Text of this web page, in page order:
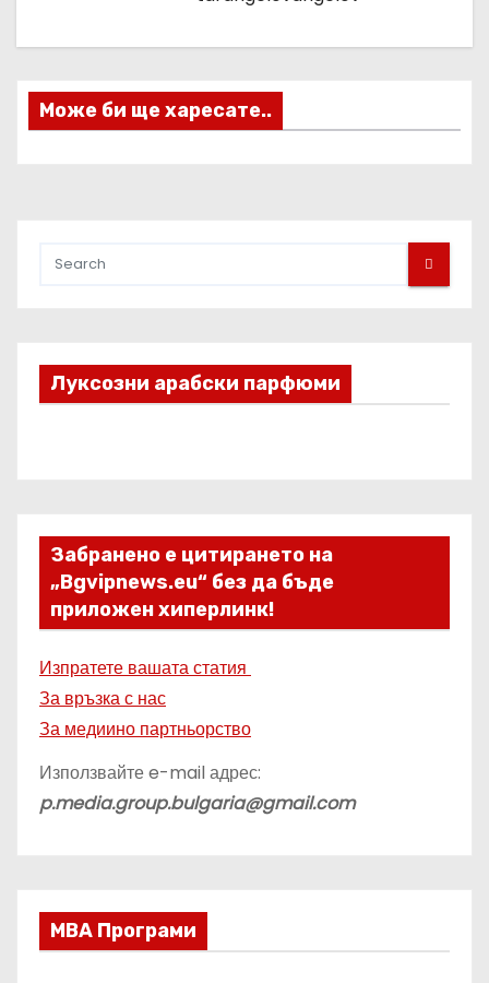
и
яМоже би ще харесате..
Луксозни арабски парфюми
Забранено е цитирането на
„Bgvipnews.eu“ без да бъде
приложен хиперлинк!
Изпратете вашата статия
За връзка с нас
За медиино партньорство
Използвайте e-mail адрес:
p.media.group.bulgaria@gmail.com
МВА Програми